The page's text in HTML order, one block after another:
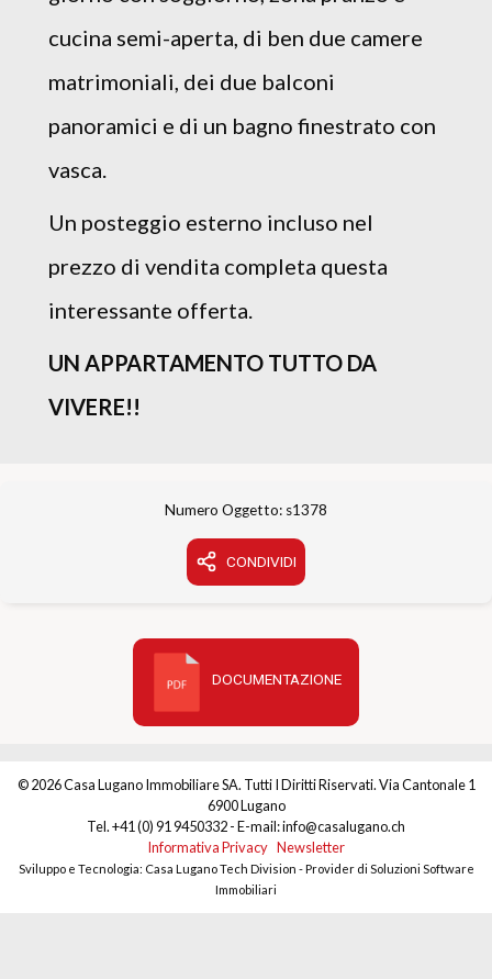
cucina semi-aperta, di ben due camere
matrimoniali, dei due balconi
panoramici e di un bagno finestrato con
vasca.
Un posteggio esterno incluso nel
prezzo di vendita completa questa
interessante offerta.
UN APPARTAMENTO TUTTO DA
VIVERE!!
Numero Oggetto: s1378
CONDIVIDI
DOCUMENTAZIONE
© 2026 Casa Lugano Immobiliare SA. Tutti I Diritti Riservati. Via Cantonale 1
6900 Lugano
Tel. +41 (0) 91 9450332 - E-mail: info@casalugano.ch
Informativa Privacy Newsletter
Sviluppo e Tecnologia: Casa Lugano Tech Division - Provider di Soluzioni Software
Immobiliari